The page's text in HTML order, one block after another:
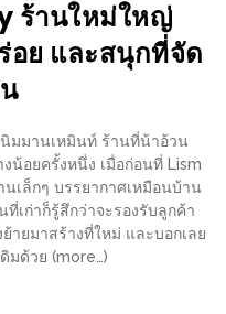
ร้านใหม่ใหญ่
อย และสนุกที่จัด
มมานเหมินท์ ร้านที่น้าอ้วน
งน้อยครั้งหนึ่ง เมื่อก่อนที่ Lism
เล็กๆ บรรยากาศเหมือนบ้าน
เก่าก็รู้สึกว่าจะรองรับลูกค้า
ายมาสร้างที่ใหม่ และบอกเลย
มด้วย (more…)